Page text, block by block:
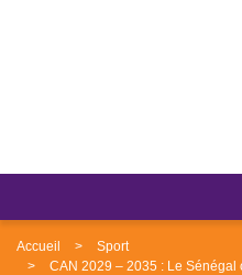
Accueil
Sport
CAN 2029 – 2035 : Le Sénégal